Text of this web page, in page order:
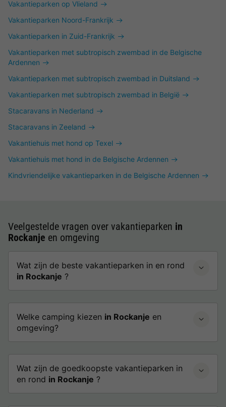
Vakantieparken op Vlieland
Vakantieparken Noord-Frankrijk
Vakantieparken in Zuid-Frankrijk
Vakantieparken met subtropisch zwembad in de Belgische
Ardennen
Vakantieparken met subtropisch zwembad in Duitsland
Vakantieparken met subtropisch zwembad in België
Stacaravans in Nederland
Stacaravans in Zeeland
Vakantiehuis met hond op Texel
Vakantiehuis met hond in de Belgische Ardennen
Kindvriendelijke vakantieparken in de Belgische Ardennen
Veelgestelde vragen over vakantieparken in
Rockanje en omgeving
Wat zijn de beste vakantieparken in en rond
in Rockanje ?
Welke camping kiezen in Rockanje en
omgeving?
Wat zijn de goedkoopste vakantieparken in
en rond in Rockanje ?